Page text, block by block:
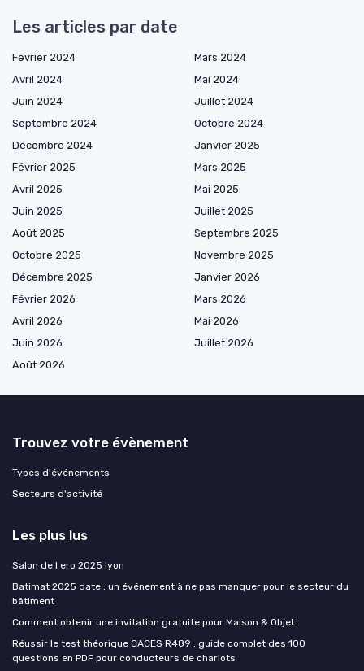
Les articles par date
Février 2024
Mars 2024
Avril 2024
Mai 2024
Juin 2024
Juillet 2024
Septembre 2024
Octobre 2024
Décembre 2024
Janvier 2025
Février 2025
Mars 2025
Avril 2025
Mai 2025
Juin 2025
Juillet 2025
Août 2025
Septembre 2025
Octobre 2025
Novembre 2025
Décembre 2025
Janvier 2026
Février 2026
Mars 2026
Avril 2026
Mai 2026
Juin 2026
Juillet 2026
Août 2026
Trouvez votre évènement
Types d'événements
Secteurs d'activité
Les plus lus
Salon de l ero 2025 lyon
Batimat 2025 date : un événement à ne pas manquer pour le secteur du
bâtiment
Comment obtenir une invitation gratuite pour Maison & Objet
Réussir le test théorique CACES R489 : guide complet des 100
questions en PDF pour conducteurs de chariots